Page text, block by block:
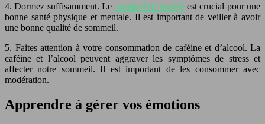
4. Dormez suffisamment. Lesommeil de qualitéest crucial pour une
bonne santé physique et mentale. Il est important de veiller à avoir
une bonne qualité de sommeil.
5. Faites attention à votre consommation de caféine et d’alcool. La
caféine et l’alcool peuvent aggraver les symptômes de stress et
affecter notre sommeil. Il est important de les consommer avec
modération.
Apprendre à gérer vos émotions